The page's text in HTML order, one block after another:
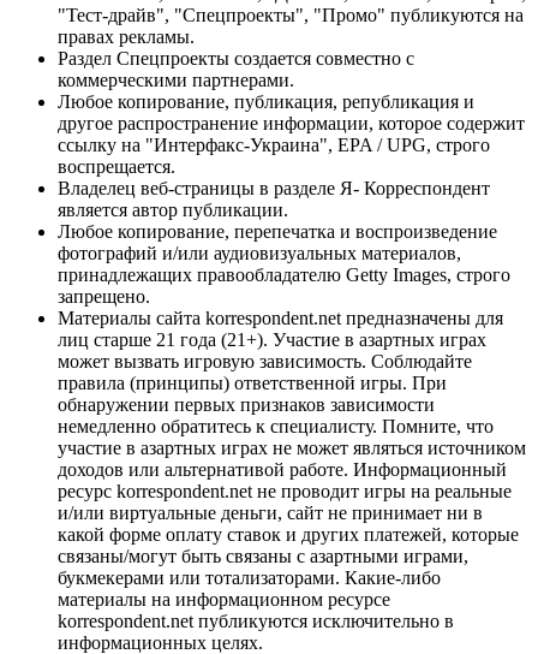
"Тест-драйв", "Спецпроекты", "Промо" публикуются на
правах рекламы.
Раздел Спецпроекты создается совместно с
коммерческими партнерами.
Любое копирование, публикация, републикация и
другое распространение информации, которое содержит
ссылку на "Интерфакс-Украина", EPA / UPG, строго
воспрещается.
Владелец веб-страницы в разделе Я- Корреспондент
является автор публикации.
Любое копирование, перепечатка и воспроизведение
фотографий и/или аудиовизуальных материалов,
принадлежащих правообладателю Getty Images, строго
запрещено.
Материалы сайта korrespondent.net предназначены для
лиц старше 21 года (21+). Участие в азартных играх
может вызвать игровую зависимость. Соблюдайте
правила (принципы) ответственной игры. При
обнаружении первых признаков зависимости
немедленно обратитесь к специалисту. Помните, что
участие в азартных играх не может являться источником
доходов или альтернативой работе. Информационный
ресурс korrespondent.net не проводит игры на реальные
и/или виртуальные деньги, сайт не принимает ни в
какой форме оплату ставок и других платежей, которые
связаны/могут быть связаны с азартными играми,
букмекерами или тотализаторами. Какие-либо
материалы на информационном ресурсе
korrespondent.net публикуются исключительно в
информационных целях.